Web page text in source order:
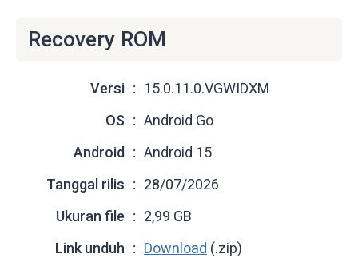
Recovery ROM
Versi
15.0.11.0.VGWIDXM
OS
Android Go
Android
Android 15
Tanggal rilis
28/07/2026
Ukuran file
2,99 GB
Link unduh
Download (.zip)